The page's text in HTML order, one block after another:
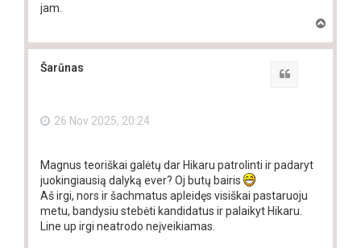
jam.
p
Šarūnas
26 Nov 2025, 20:24
Magnus teoriškai galėtų dar Hikaru patrolinti ir padaryt
juokingiausią dalyką ever? Oj butų bairis
Aš irgi, nors ir šachmatus apleidęs visiškai pastaruoju
metu, bandysiu stebėti kandidatus ir palaikyt Hikaru.
Line up irgi neatrodo neįveikiamas.